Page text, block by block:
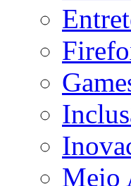
Meio